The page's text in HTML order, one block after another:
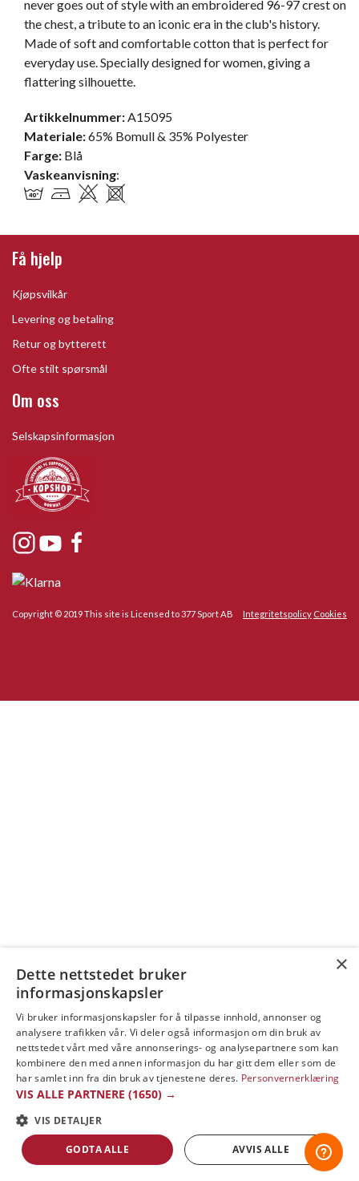
never goes out of style with an embroidered 96-97 crest on
the chest, a tribute to an iconic era in the club's history.
Made of soft and comfortable cotton that is perfect for
everyday use. Specially designed for women, giving a
flattering silhouette.
Artikkelnummer:A15095
Materiale:65% Bomull & 35% Polyester
Farge: Blå
Vaskeanvisning:
Få hjelp
Kjøpsvilkår
Levering og betaling
Retur og bytterett
Ofte stilt spørsmål
Om oss
Selskapsinformasjon
Copyright © 2019 This site is Licensed to 377 Sport AB Integritetspolicy Cookies
×
Dette nettstedet bruker
informasjonskapsler
Vi bruker informasjonskapsler for å tilpasse innhold, annonser og
analysere trafikken vår. Vi deler også informasjon om din bruk av
nettstedet vårt med våre annonserings- og analysepartnere som kan
kombinere den med annen informasjon du har gitt dem eller som de
har samlet inn fra din bruk av tjenestene deres. Personvernerklæring
VIS ALLE PARTNERE (1650) →
VIS DETALJER
GODTA ALLE AVVIS ALLE